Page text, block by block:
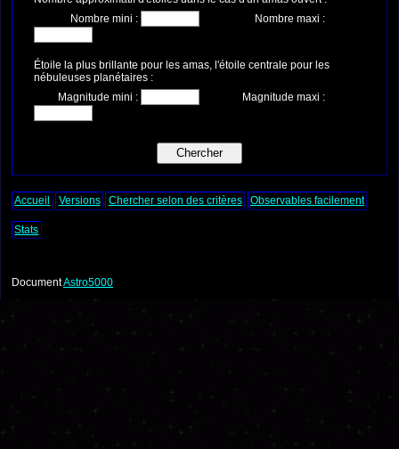
Nombre mini :
Nombre maxi :
Étoile la plus brillante pour les amas, l'étoile centrale pour les
nébuleuses planétaires :
Magnitude mini :
Magnitude maxi :
Accueil Versions Chercher selon des critères Observables facilement
Stats
DocumentAstro5000